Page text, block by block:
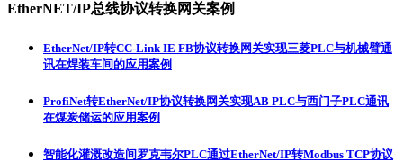
EtherNET/IP总线协议转换网关案例
EtherNet/IP转CC-Link IE FB协议转换网关实现三菱PLC与机械臂通
讯在焊装车间的应用案例
ProfiNet转EtherNet/IP协议转换网关实现AB PLC与西门子PLC通讯
在煤炭储运的应用案例
智能化灌溉改造间罗克韦尔PLC通过EtherNet/IP转Modbus TCP协议